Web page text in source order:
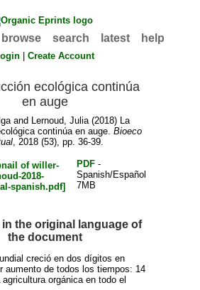
browse search latest help
|Create Account
ecológica continúa
en auge
and Lernoud, Julia(2018) La
continúa en auge. Bioeco
, 2018 (53), pp. 36-39.
PDF-
Spanish/Español
7MB
the original language of
the document
creció en dos dígitos en
aumento de todos los tiempos: 14
orgánica en todo el